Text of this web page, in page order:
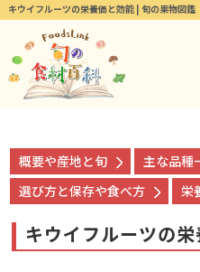
キウイフルーツの栄養価と効能 | 旬の果物図鑑
概要や産地と旬
主な品種
選び方と保存や食べ方
栄
キウイフルーツの